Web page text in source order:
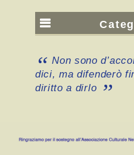
Non sono
dici, ma difenderò
diritto a dirlo